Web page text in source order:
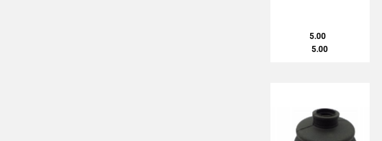
5.00
5.00